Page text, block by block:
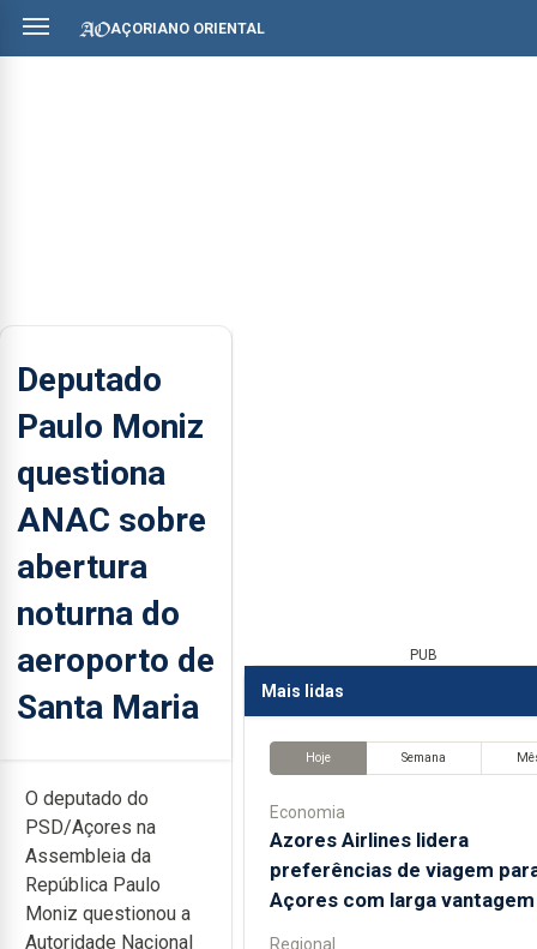
AÇORIANO ORIENTAL
Deputado
Paulo Moniz
questiona
ANAC sobre
abertura
noturna do
aeroporto de
Santa Maria
O deputado do
PSD/Açores na
Assembleia da
República Paulo
Moniz questionou a
Autoridade Nacional
PUB
Mais lidas
Hoje Semana
Economia
Azores Airlines lidera
preferências de viagem
Açores com larga vantagem
Regional